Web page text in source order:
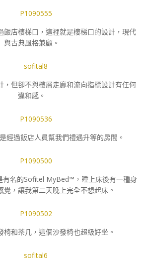
飯店樓梯口，這裡就是樓梯口的設計，現代
與古典風格兼顧。
，但卻不與樓層走廊和流向指標設計有任何
違和感。
經過飯店人員幫我們禮遇升等的房間。
有名的Sofitel MyBed™，睡上床後有一種身
覺，讓我第二天晚上完全不想起床。
椅和茶几，這個沙發椅也超級好坐。